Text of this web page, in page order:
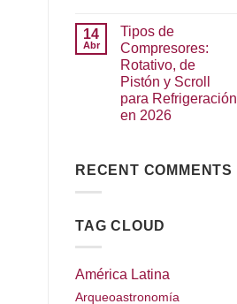
14
Abr
Tipos de
Compresores:
Rotativo, de
Pistón y Scroll
para Refrigeración
en 2026
RECENT COMMENTS
TAG CLOUD
América Latina
Arqueoastronomía